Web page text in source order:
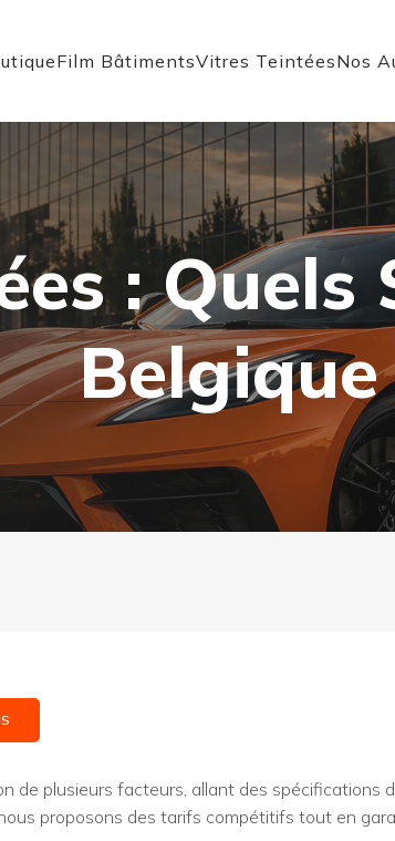
Film BâtimentsVitres TeintéesNos
: Quels
Belgique
de plusieurs facteurs, allant des spécifications
proposons des tarifs compétitifs tout en